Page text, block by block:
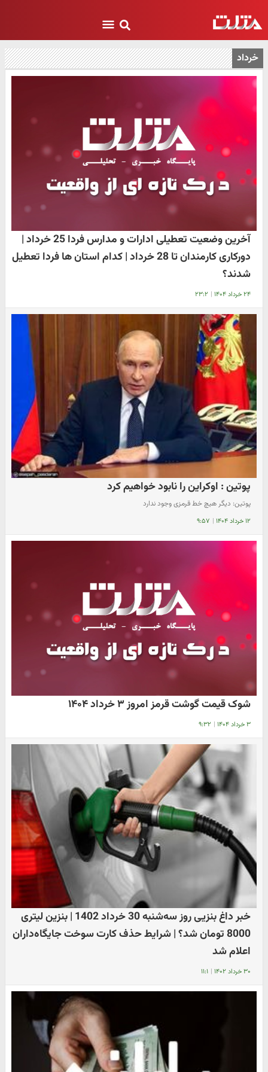
خرداد
آخرین وضعیت تعطیلی ادارات و مدارس فردا 25 خرداد |
دورکاری کارمندان تا 28 خرداد | کدام استان ها فردا تعطیل
شدند؟
۲۴ خرداد ۱۴۰۴ | ۲۳:۲
پوتین : اوکراین را نابود خواهیم کرد
پوتین: دیگر هیچ خط قرمزی وجود ندارد
۱۲ خرداد ۱۴۰۴ | ۹:۵۷
شوک قیمت گوشت قرمز امروز ۳ خرداد ۱۴۰۴
۳ خرداد ۱۴۰۴ | ۹:۳۲
خبر داغ بنزیی روز سه‌شنبه 30 خرداد 1402 | بنزین لیتری
8000 تومان شد؟ | شرایط حذف کارت سوخت جایگاه‌داران
اعلام شد
۳۰ خرداد ۱۴۰۲ | ۱۱:۱